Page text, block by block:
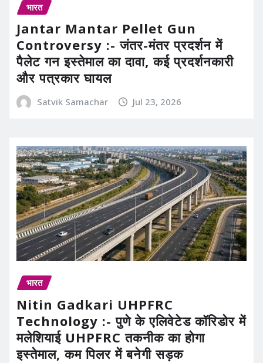
भारत
Jantar Mantar Pellet Gun
Controversy :- जंतर-मंतर प्रदर्शन में
पैलेट गन इस्तेमाल का दावा, कई प्रदर्शनकारी
और पत्रकार घायल
Satvik Samachar Jul 23, 2026
भारत
Nitin Gadkari UHPFRC
Technology :- पुणे के एलिवेटेड कॉरिडोर में
मलेशियाई UHPFRC तकनीक का होगा
इस्तेमाल, कम पिलर में बनेगी सड़क